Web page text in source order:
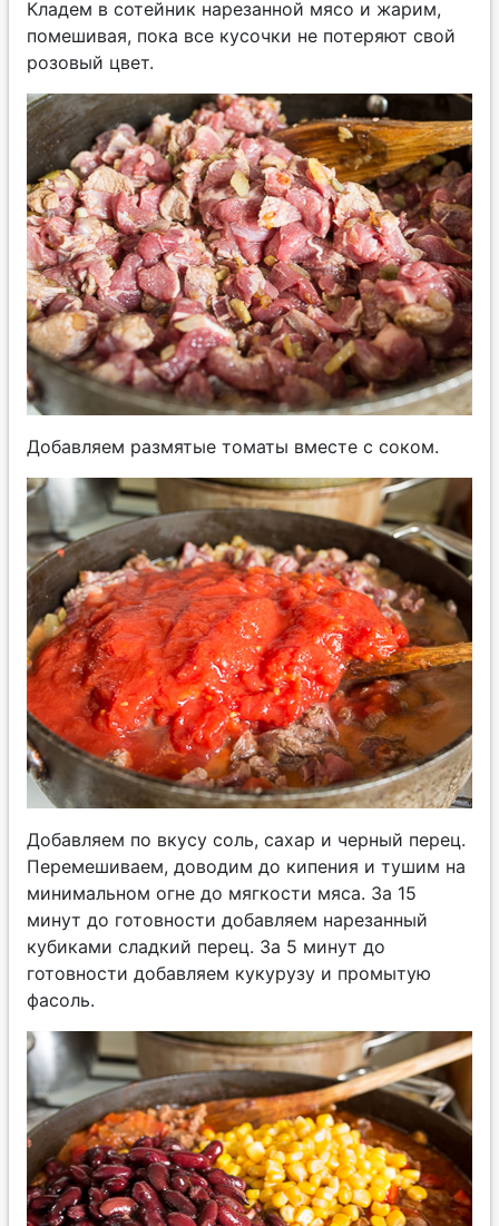
Кладем в сотейник нарезанной мясо и жарим,
помешивая, пока все кусочки не потеряют свой
розовый цвет.
Добавляем размятые томаты вместе с соком.
Добавляем по вкусу соль, сахар и черный перец.
Перемешиваем, доводим до кипения и тушим на
минимальном огне до мягкости мяса. За 15
минут до готовности добавляем нарезанный
кубиками сладкий перец. За 5 минут до
готовности добавляем кукурузу и промытую
фасоль.